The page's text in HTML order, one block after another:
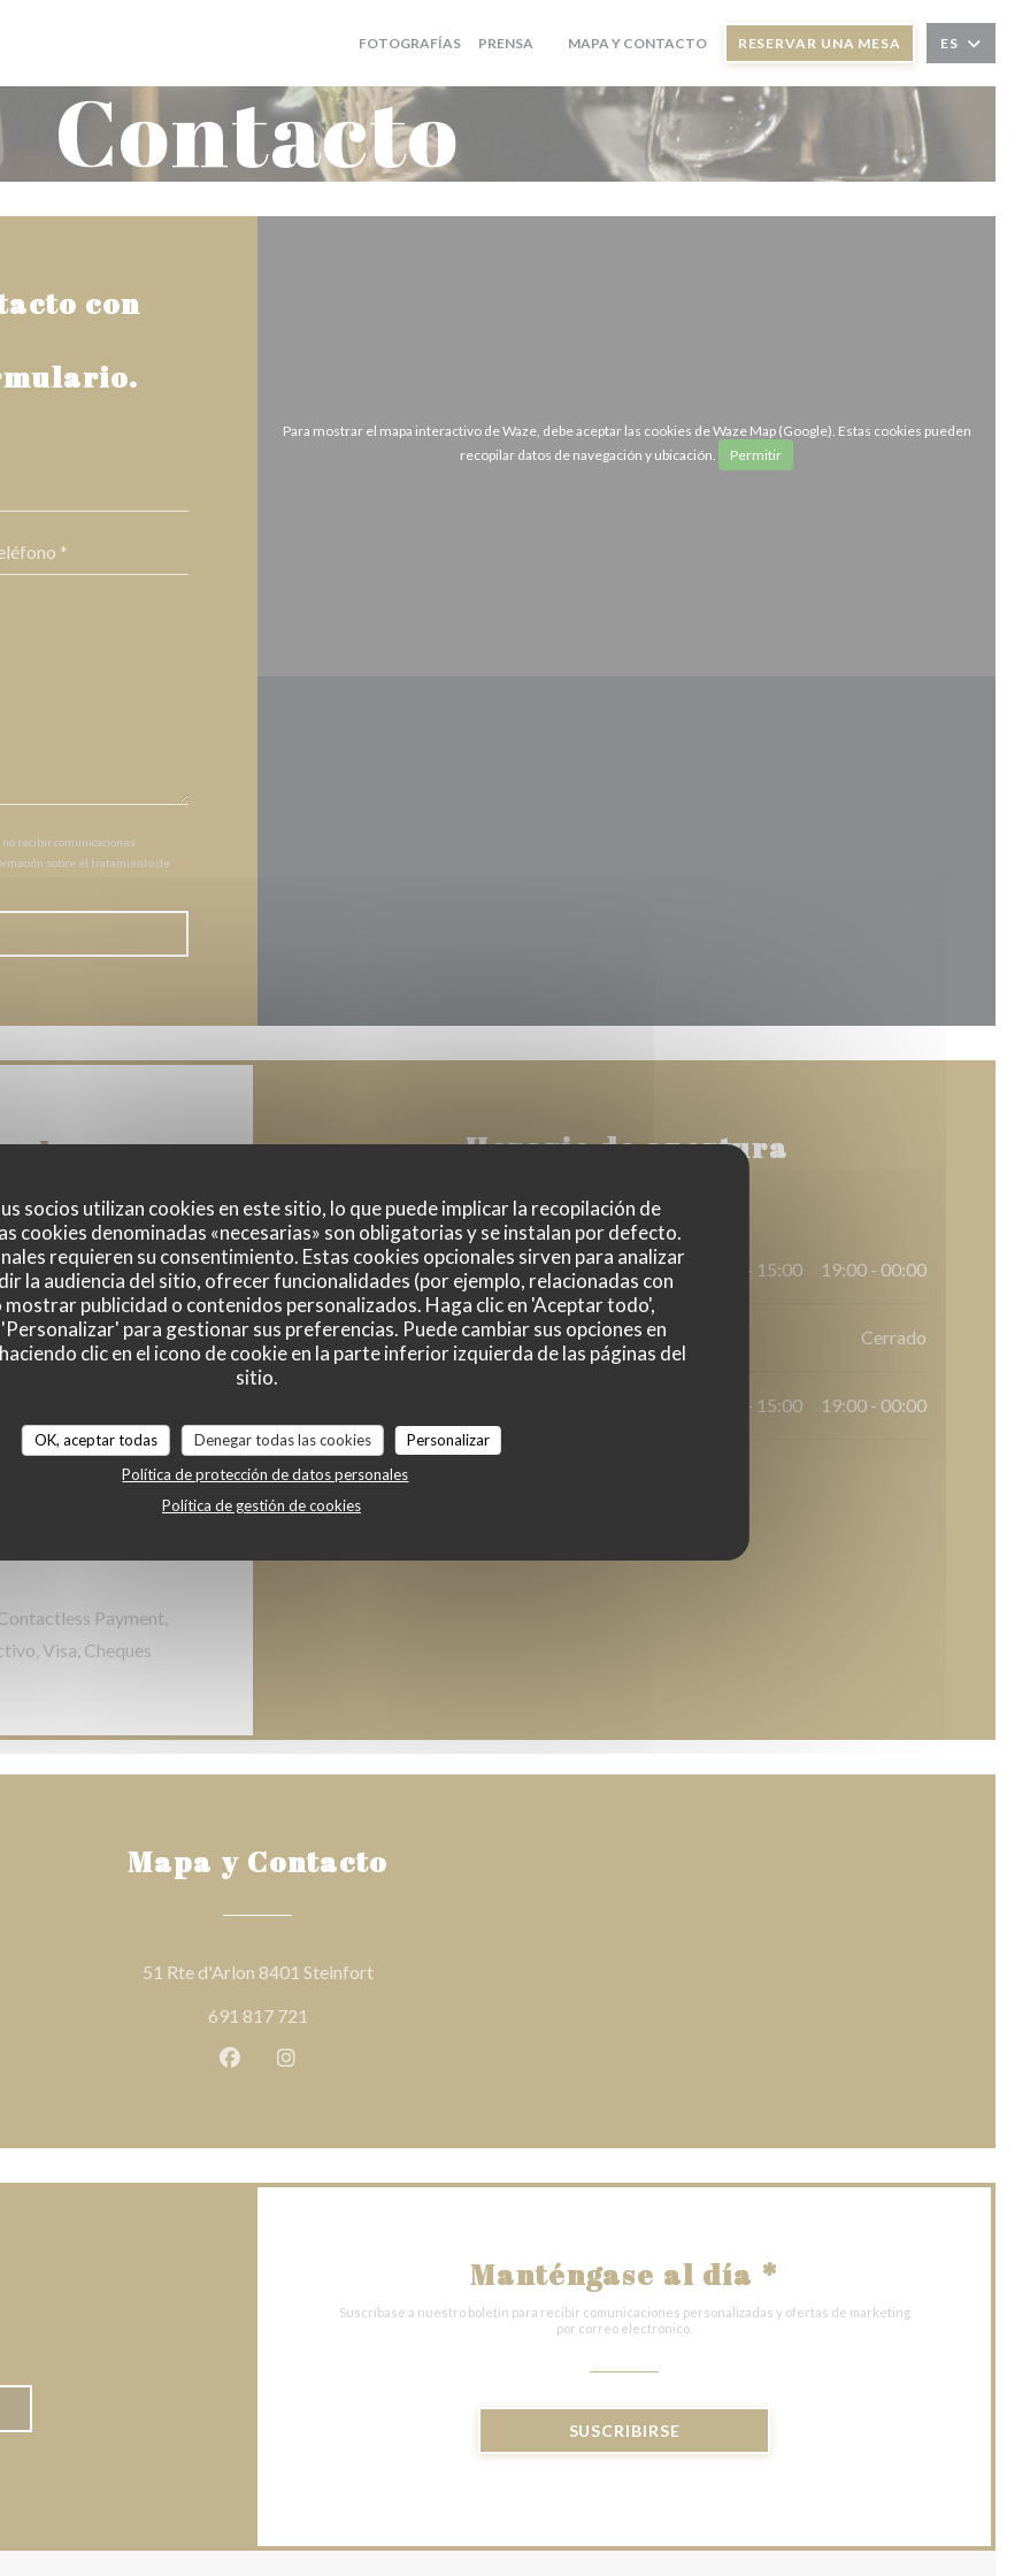
socios utilizan cookies en este sitio, lo que puede implicar la recopilación de
cookies denominadas «necesarias» son obligatorias y se instalan por defecto.
requieren su consentimiento. Estas cookies opcionales sirven para analizar
la audiencia del sitio, ofrecer funcionalidades (por ejemplo, relacionadas con
mostrar publicidad o contenidos personalizados. Haga clic en 'Aceptar todo',
para gestionar sus preferencias. Puede cambiar sus opciones en
clic en el icono de cookie en la parte inferior izquierda de las páginas del
sitio.
OK, aceptar todas Denegar todas las cookies
Personalizar
Política de protección de datos personales
Política de gestión de cookies
FOTOGRAFÍAS PRENSA
((ABRE EN UNA NUEVA VENTANA))
MAPA Y CONTACTO RESERVAR UNA MESA ES
Contacto
con
recibir comunicaciones
sobre el tratamiento de
Para mostrar el mapa interactivo de Waze, debe aceptar las cookies de Waze Map (Google). Estas cookies pueden
recopilar datos de navegación y ubicación.
Permitir
frescos, Producto
Privatización
Payment,
Visa, Cheques
Horario de apertura
Lun-Mar 12:00 - 15:00 19:00 - 00:00
Mie-Jue Cerrado
12:00 - 15:00 19:00 - 00:00
Mapa y Contacto
51 Rte d'Arlon 8401 Steinfort((abre en una nueva ventana))
691 817 721
Facebook ((abre en una nueva ventana))
Instagram ((abre en una nueva ventana))
Manténgase al día *
Suscríbase a nuestro boletín para recibir comunicaciones personalizadas y ofertas de marketing
por correo electrónico.
SUSCRIBIRSE